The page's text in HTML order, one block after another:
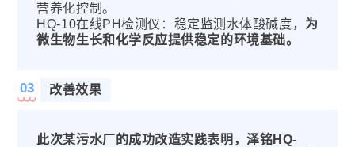
营养化控制。
HQ-10在线PH检测仪：稳定监测水体酸碱度， 为
微生物生长和化学反应提供稳定的环境基础。
03 改善效果
此次某污水厂的成功改造实践表明，泽铭HQ-